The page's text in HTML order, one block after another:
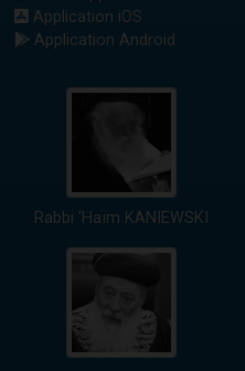
Application iOS
Application Android
Rabbi 'Haïm KANIEWSKI